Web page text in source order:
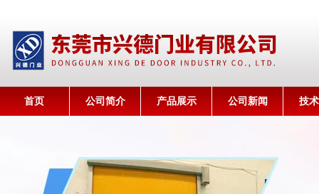
首页 公司简介 产品展示 公司新闻 技